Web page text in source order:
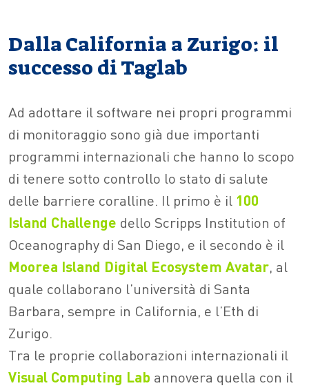
Dalla California a Zurigo: il
successo di Taglab
Ad adottare il software nei propri programmi
di monitoraggio sono già due importanti
programmi internazionali che hanno lo scopo
di tenere sotto controllo lo stato di salute
delle barriere coralline. Il primo è il 100
Island Challenge dello Scripps Institution of
Oceanography di San Diego, e il secondo è il
Moorea Island Digital Ecosystem Avatar, al
quale collaborano l’università di Santa
Barbara, sempre in California, e l’Eth di
Zurigo.
Tra le proprie collaborazioni internazionali il
Visual Computing Lab annovera quella con il